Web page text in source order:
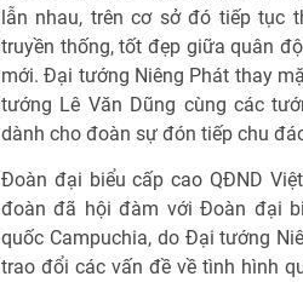
lẫn nhau, trên cơ sở đó tiếp tục
truyền thống, tốt đẹp giữa quân
mới. Đại tướng Niêng Phát thay
tướng Lê Văn Dũng cùng các
dành cho đoàn sự đón tiếp chu
Đoàn đại biểu cấp cao QĐND
đoàn đã hội đàm với Đoàn đại
quốc Campuchia, do Đại tướng
trao đổi các vấn đề về tình hình